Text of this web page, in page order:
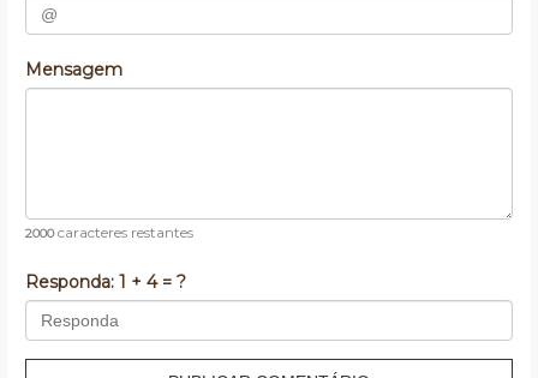
Mensagem
2000caracteres restantes
Responda: 1 + 4 = ?